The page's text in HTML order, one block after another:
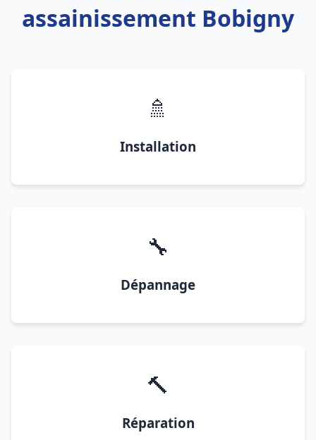
assainissement Bobigny
🚿
Installation
🔧
Dépannage
🔨
Réparation